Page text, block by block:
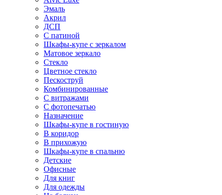
Эмаль
Акрил
ДСП
С патиной
Шкафы-купе с зеркалом
Матовое зеркало
Стекло
Цветное стекло
Пескоструй
Комбинированные
С витражами
С фотопечатью
Назначение
Шкафы-купе в гостиную
В коридор
В прихожую
Шкафы-купе в спальню
Детские
Офисные
Для книг
Для одежды